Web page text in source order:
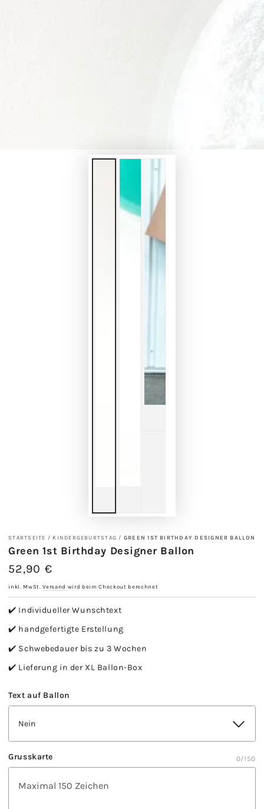
STARTSEITE / KINDERGEBURTSTAG / GREEN 1ST BIRTHDAY DESIGNER BALLON
Green 1st Birthday Designer Ballon
Regulärer
52,90 €
inkl. MwSt.Versand wird beim Checkout berechnet
✔️ Individueller Wunschtext
✔️ handgefertigte Erstellung
✔️ Schwebedauer bis zu 3 Wochen
✔️ Lieferung in der XL Ballon-Box